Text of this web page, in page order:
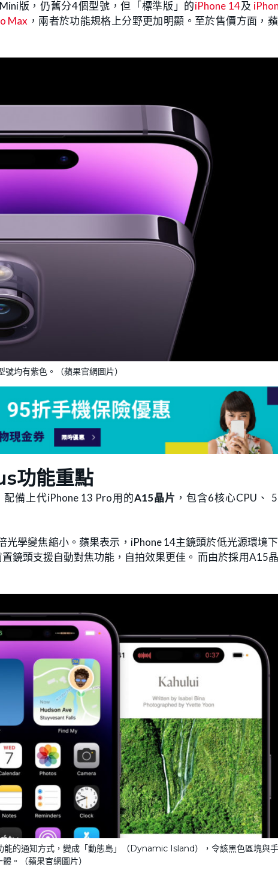
版，仍舊分4個型號，但「標準版」的iPhone 14及
Max ，兩者於功能規格上分野更加明顯。至於售價方面，
均有紫色。（蘋果官網圖片）
功能重點
配備上代iPhone 13 Pro用的A15晶片 ，包含6核心CPU、
學變焦縮小。蘋果表示，iPhone 14主鏡頭於低光源環境
鏡頭支援自動對焦功能，自拍效果更佳。 而由於採用A15
能的通知方式，變成「動態島」（Dynamic Island），令該黑色區塊與
。（蘋果官網圖片）